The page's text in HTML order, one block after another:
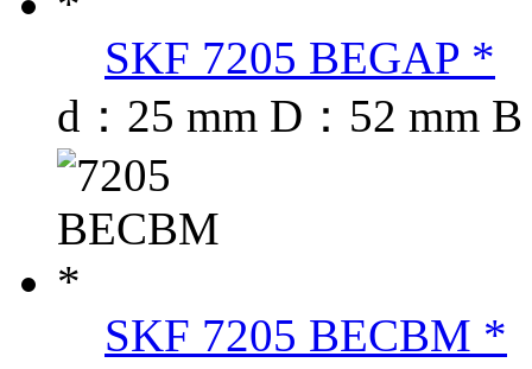
SKF 7205 BEGAP *
d：25 mm D：52 mm
SKF 7205 BECBM *